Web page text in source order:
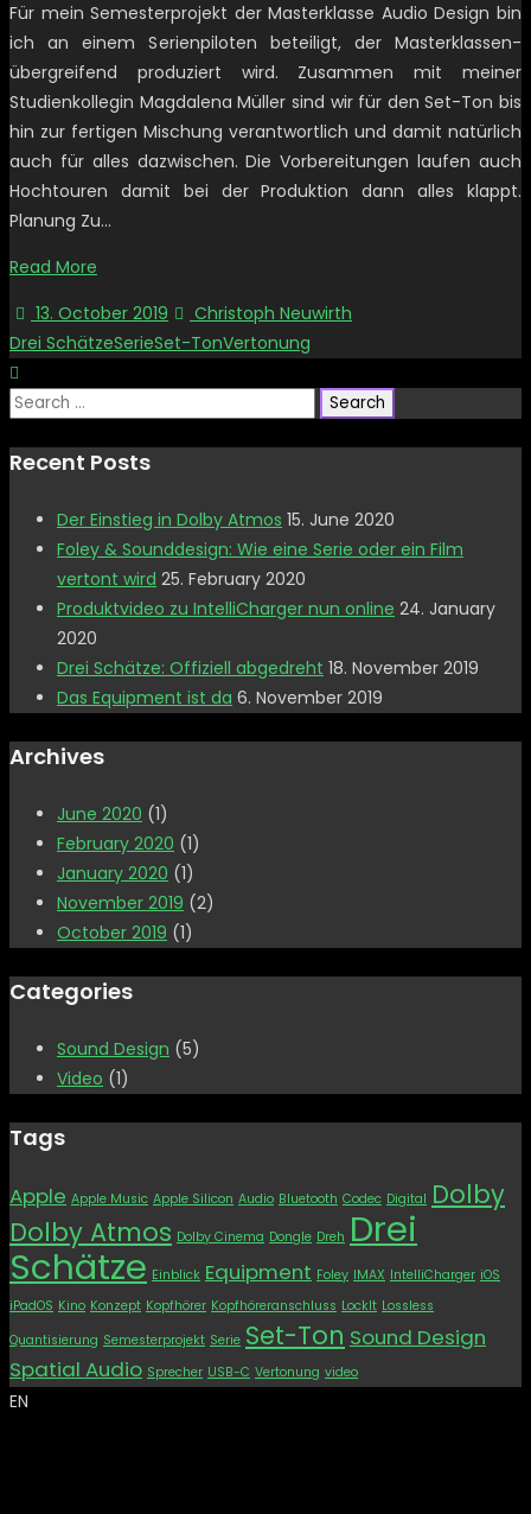
Für mein Semesterprojekt der Masterklasse Audio Design bin
ich an einem Serienpiloten beteiligt, der Masterklassen-
übergreifend produziert wird. Zusammen mit meiner
Studienkollegin Magdalena Müller sind wir für den Set-Ton bis
hin zur fertigen Mischung verantwortlich und damit natürlich
auch für alles dazwischen. Die Vorbereitungen laufen auch
Hochtouren damit bei der Produktion dann alles klappt.
Planung Zu…
Read More
13. October 2019
Christoph Neuwirth
Drei SchätzeSerieSet-TonVertonung
Search
Recent Posts
Der Einstieg in Dolby Atmos 15. June 2020
Foley & Sounddesign: Wie eine Serie oder ein Film
vertont wird 25. February 2020
Produktvideo zu IntelliCharger nun online 24. January
2020
Drei Schätze: Offiziell abgedreht 18. November 2019
Das Equipment ist da 6. November 2019
Archives
June 2020 (1)
February 2020 (1)
January 2020 (1)
November 2019 (2)
October 2019 (1)
Categories
Sound Design (5)
Video (1)
Tags
Apple Apple Music Apple Silicon Audio Bluetooth Codec Digital Dolby
Dolby Atmos Dolby Cinema Dongle Dreh Drei
Schätze Einblick Equipment Foley IMAX IntelliCharger iOS
iPadOS Kino Konzept Kopfhörer Kopfhöreranschluss LockIt Lossless
Quantisierung Semesterprojekt Serie Set-Ton Sound Design
Spatial Audio Sprecher USB-C Vertonung video
EN